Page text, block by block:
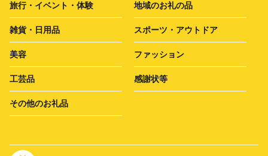
旅行・イベント・体験 地域のお礼の品
雑貨・日用品 スポーツ・アウトドア
美容 ファッション
工芸品 感謝状等
その他のお礼品